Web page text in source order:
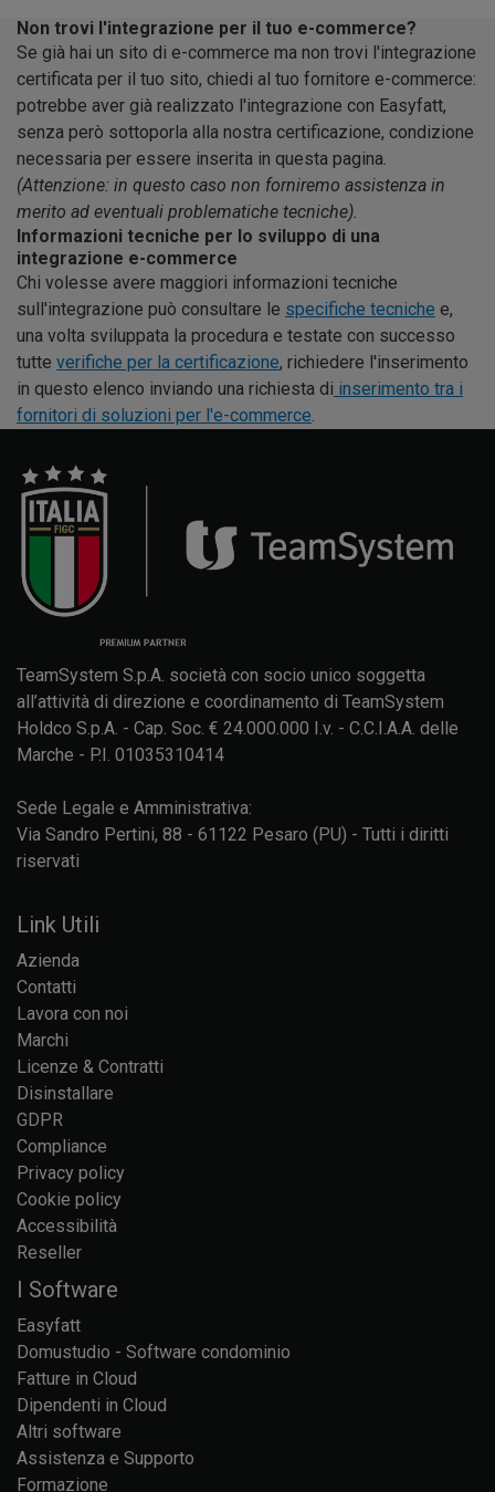
Non trovi l'integrazione per il tuo e-commerce?
Se già hai un sito di e-commerce ma non trovi l'integrazione
certificata per il tuo sito, chiedi al tuo fornitore e-commerce:
potrebbe aver già realizzato l'integrazione con Easyfatt,
senza però sottoporla alla nostra certificazione, condizione
necessaria per essere inserita in questa pagina.
(Attenzione: in questo caso non forniremo assistenza in
merito ad eventuali problematiche tecniche).
Informazioni tecniche per lo sviluppo di una
integrazione e-commerce
Chi volesse avere maggiori informazioni tecniche
sull'integrazione può consultare le specifiche tecniche e,
una volta sviluppata la procedura e testate con successo
tutte verifiche per la certificazione, richiedere l'inserimento
in questo elenco inviando una richiesta di inserimento tra i
fornitori di soluzioni per l'e-commerce.
TeamSystem S.p.A. società con socio unico soggetta
all’attività di direzione e coordinamento di TeamSystem
Holdco S.p.A. - Cap. Soc. € 24.000.000 I.v. - C.C.I.A.A. delle
Marche - P.I. 01035310414
Sede Legale e Amministrativa:
Via Sandro Pertini, 88 - 61122 Pesaro (PU) - Tutti i diritti
riservati
Link Utili
Azienda
Contatti
Lavora con noi
Marchi
Licenze & Contratti
Disinstallare
GDPR
Compliance
Privacy policy
Cookie policy
Accessibilità
Reseller
I Software
Easyfatt
Domustudio - Software condominio
Fatture in Cloud
Dipendenti in Cloud
Altri software
Assistenza e Supporto
Formazione